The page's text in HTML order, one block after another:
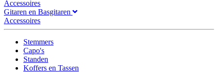
Accessoires
Gitaren en Basgitaren
Accessoires
Stemmers
Capo's
Standen
Koffers en Tassen